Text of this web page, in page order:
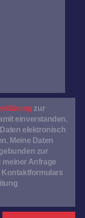
zur
einverstanden,
elektronisch
Meine Daten
zur
Anfrage
Kontaktformulars